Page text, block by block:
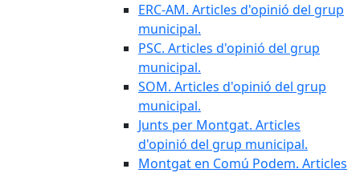
ERC-AM. Articles d'opinió del grup
municipal.
PSC. Articles d'opinió del grup
municipal.
SOM. Articles d'opinió del grup
municipal.
Junts per Montgat. Articles
d'opinió del grup municipal.
Montgat en Comú Podem. Articles